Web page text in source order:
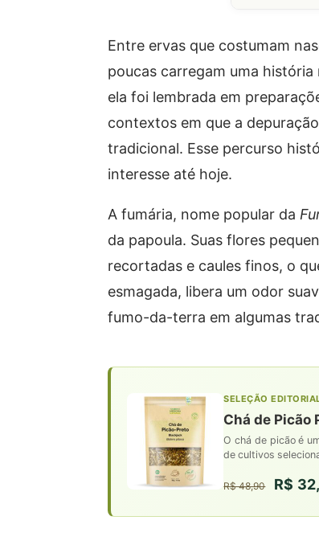
Entre ervas que costumam
poucas carregam uma
ela foi lembrada em
contextos em que a
tradicional. Esse percurso
interesse até hoje.
A fumária, nome popular da
da papoula. Suas flores
recortadas e caules finos, o
esmagada, libera um odor
fumo-da-terra em algumas
SELEÇÃO
Chá de Picão
O chá de picão é
de cultivos
R$ 48,90 R$